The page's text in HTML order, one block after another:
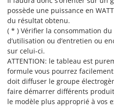
Vesco
Volpi
W
Waldner
Weber
WIDU
Wiper EcoRobot
possède une puissance en
du résultat obtenu.
( * ) Vérifier la consommation
d’utilisation ou d’entretien ou
sur celui-ci.
ATTENTION: le tableau est
formule vous pourrez
doit diffuser le groupe
faire démarrer différents
le modèle plus approprié à vos